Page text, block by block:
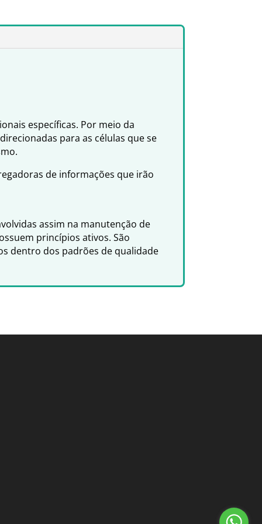
específicas. Por meio da
para as células que se
de informações que irão
assim na manutenção de
princípios ativos. São
dentro dos padrões de qualidade